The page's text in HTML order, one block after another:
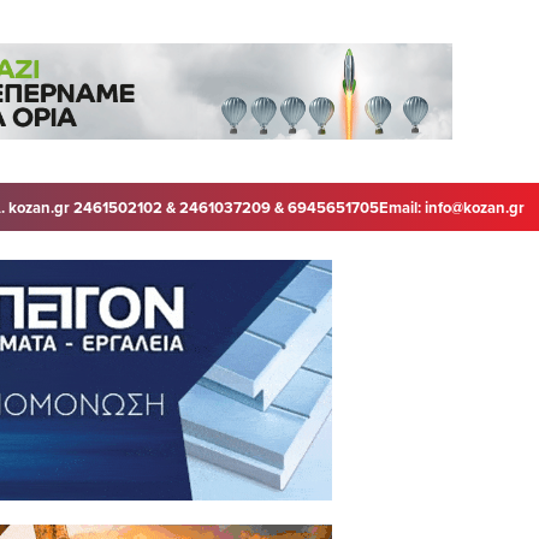
kozan.gr 2461502102 & 2461037209 & 6945651705Email:info@kozan.gr